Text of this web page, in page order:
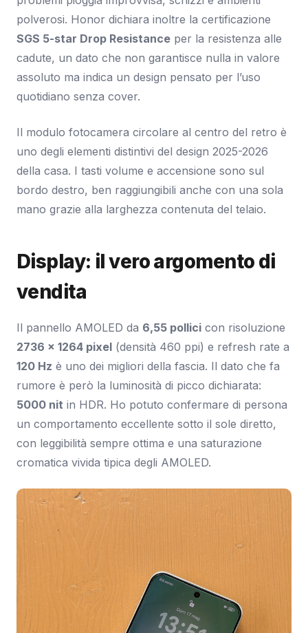
polverosi. Honor dichiara inoltre la certificazione
SGS 5-star Drop Resistance per la resistenza alle
cadute, un dato che non garantisce nulla in valore
assoluto ma indica un design pensato per l’uso
quotidiano senza cover.
Il modulo fotocamera circolare al centro del retro è
uno degli elementi distintivi del design 2025-2026
della casa. I tasti volume e accensione sono sul
bordo destro, ben raggiungibili anche con una sola
mano grazie alla larghezza contenuta del telaio.
Display: il vero argomento di
vendita
Il pannello AMOLED da 6,55 pollici con risoluzione
2736 x 1264 pixel (densità 460 ppi) e refresh rate a
120 Hz è uno dei migliori della fascia. Il dato che fa
rumore è però la luminosità di picco dichiarata:
5000 nit in HDR. Ho potuto confermare di persona
un comportamento eccellente sotto il sole diretto,
con leggibilità sempre ottima e una saturazione
cromatica vivida tipica degli AMOLED.